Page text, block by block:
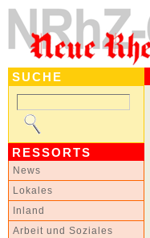
SUCHE
RESSORTS
News
Lokales
Inland
Arbeit und Soziales